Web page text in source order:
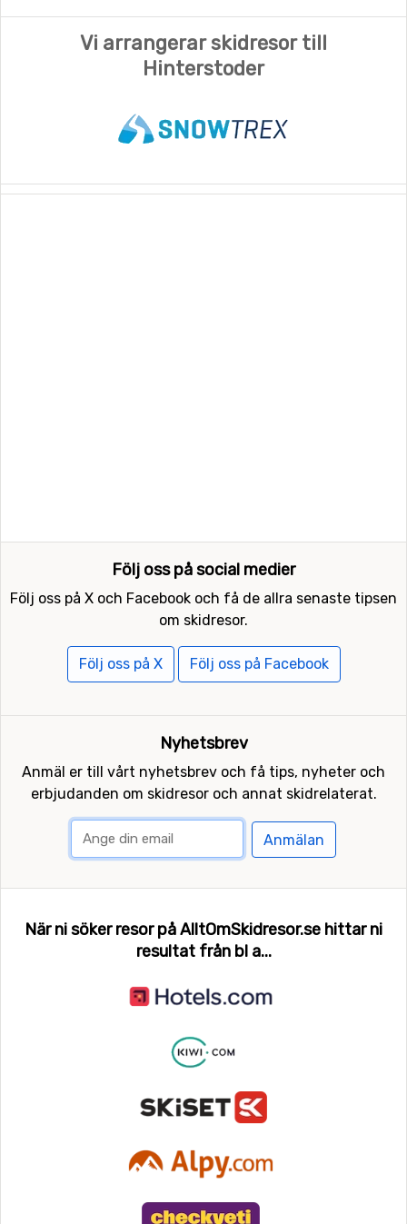
Vi arrangerar skidresor till
Hinterstoder
Följ oss på social medier
Följ oss på X och Facebook och få de allra senaste tipsen
om skidresor.
Följ oss på X Följ oss på Facebook
Nyhetsbrev
Anmäl er till vårt nyhetsbrev och få tips, nyheter och
erbjudanden om skidresor och annat skidrelaterat.
Anmälan
När ni söker resor på AlltOmSkidresor.se hittar ni
resultat från bl a...